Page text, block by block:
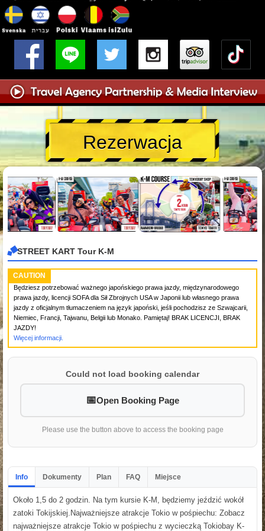
Rezerwacja
STREET KART Tour K-M
CAUTION
Będziesz potrzebować ważnego japońskiego prawa jazdy, międzynarodowego
prawa jazdy, licencji SOFA dla Sił Zbrojnych USA w Japonii lub własnego prawa
jazdy z oficjalnym tłumaczeniem na język japoński, jeśli pochodzisz ze Szwajcarii,
Niemiec, Francji, Tajwanu, Belgii lub Monako. Pamiętaj! BRAK LICENCJI, BRAK
JAZDY!
Więcej informacji.
Could not load booking calendar
Open Booking Page
Please use the button above to access the booking page
Info Dokumenty Plan FAQ Miejsce
Około 1,5 do 2 godzin. Na tym kursie K-M, będziemy jeździć wokół
zatoki Tokijskiej.Najważniejsze atrakcje Tokio w pośpiechu: Zobacz
najważniejsze atrakcje Tokio w pośpiechu z wycieczką Tokiobay K-